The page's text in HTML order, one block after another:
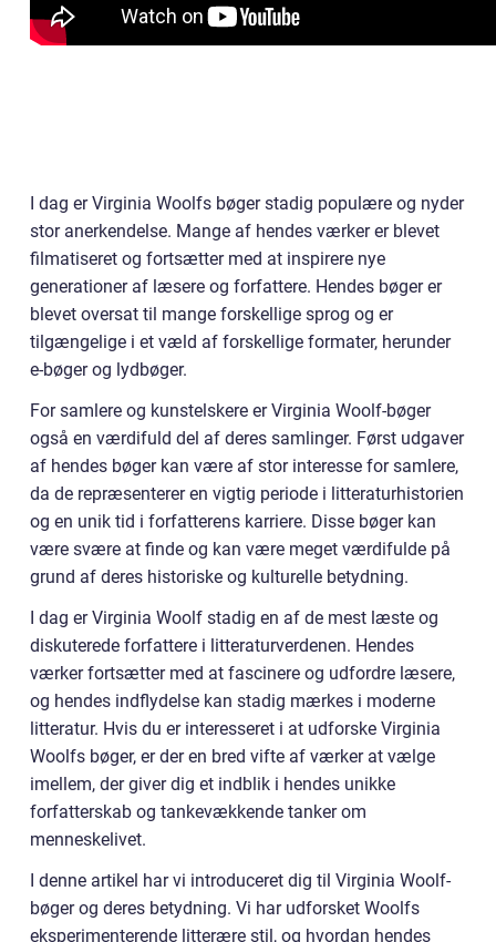
I dag er Virginia Woolfs bøger stadig populære og nyder
stor anerkendelse. Mange af hendes værker er blevet
filmatiseret og fortsætter med at inspirere nye
generationer af læsere og forfattere. Hendes bøger er
blevet oversat til mange forskellige sprog og er
tilgængelige i et væld af forskellige formater, herunder
e-bøger og lydbøger.
For samlere og kunstelskere er Virginia Woolf-bøger
også en værdifuld del af deres samlinger. Først udgaver
af hendes bøger kan være af stor interesse for samlere,
da de repræsenterer en vigtig periode i litteraturhistorien
og en unik tid i forfatterens karriere. Disse bøger kan
være svære at finde og kan være meget værdifulde på
grund af deres historiske og kulturelle betydning.
I dag er Virginia Woolf stadig en af de mest læste og
diskuterede forfattere i litteraturverdenen. Hendes
værker fortsætter med at fascinere og udfordre læsere,
og hendes indflydelse kan stadig mærkes i moderne
litteratur. Hvis du er interesseret i at udforske Virginia
Woolfs bøger, er der en bred vifte af værker at vælge
imellem, der giver dig et indblik i hendes unikke
forfatterskab og tankevækkende tanker om
menneskelivet.
I denne artikel har vi introduceret dig til Virginia Woolf-
bøger og deres betydning. Vi har udforsket Woolfs
eksperimenterende litterære stil, og hvordan hendes